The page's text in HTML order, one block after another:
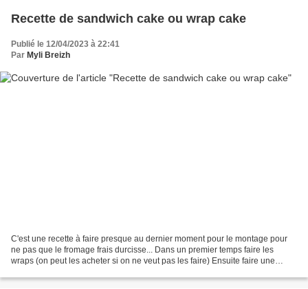
Recette de sandwich cake ou wrap cake
Publié le 12/04/2023 à 22:41
Par Myli Breizh
C'est une recette à faire presque au dernier moment pour le montage pour
ne pas que le fromage frais durcisse... Dans un premier temps faire les
wraps (on peut les acheter si on ne veut pas les faire) Ensuite faire une